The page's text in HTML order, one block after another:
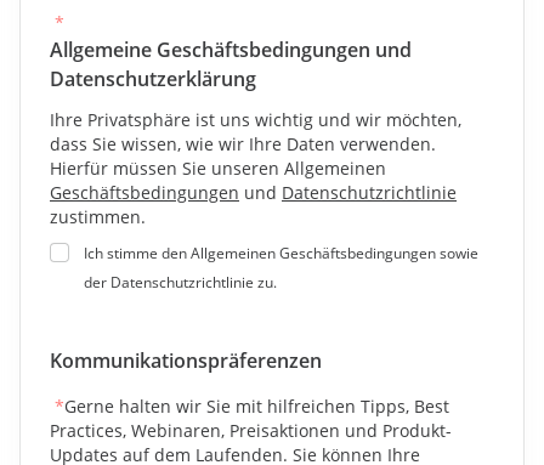
*
Allgemeine Geschäftsbedingungen und
Datenschutzerklärung
Ihre Privatsphäre ist uns wichtig und wir möchten,
dass Sie wissen, wie wir Ihre Daten verwenden.
Hierfür müssen Sie unseren Allgemeinen
Geschäftsbedingungen und Datenschutzrichtlinie
zustimmen.
Ich stimme den Allgemeinen Geschäftsbedingungen sowie
der Datenschutzrichtlinie zu.
Kommunikationspräferenzen
*Gerne halten wir Sie mit hilfreichen Tipps, Best
Practices, Webinaren, Preisaktionen und Produkt-
Updates auf dem Laufenden. Sie können Ihre